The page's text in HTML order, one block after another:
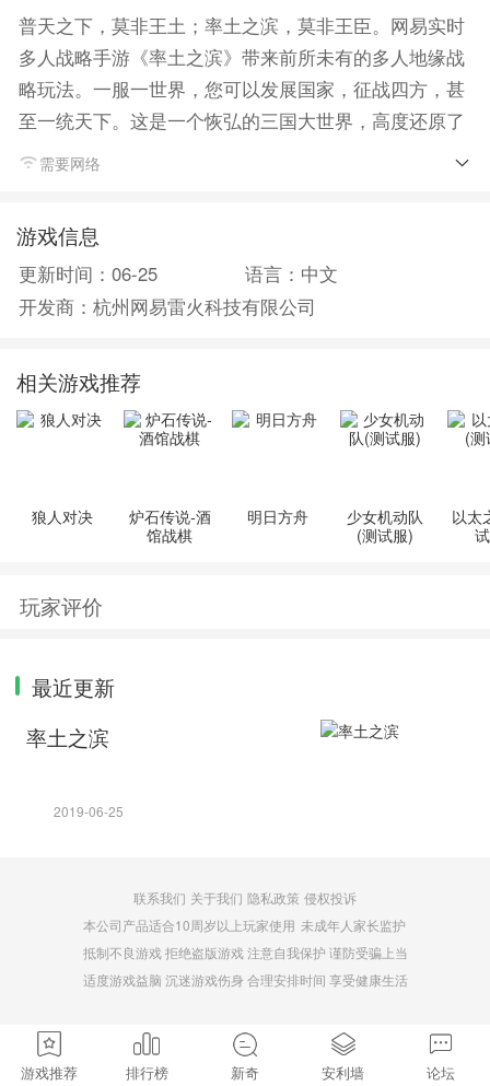
普天之下，莫非王土；率土之滨，莫非王臣。网易实时
多人战略手游《率土之滨》带来前所未有的多人地缘战
略玩法。一服一世界，您可以发展国家，征战四方，甚
至一统天下。这是一个恢弘的三国大世界，高度还原了
真实军政战略环境。领土和资源有限，您需要与全服玩
需要网络
游戏信息
更新时间：06-25
语言：中文
开发商：杭州网易雷火科技有限公司
相关游戏推荐
狼人对决
炉石传说-酒
馆战棋
明日方舟
少女机动队
(测试服)
以太
玩家评价
最近更新
率土之滨
2019-06-25
联系我们 关于我们 隐私政策 侵权投诉
本公司产品适合10周岁以上玩家使用 未成年人家长监护
抵制不良游戏 拒绝盗版游戏 注意自我保护 谨防受骗上当
适度游戏益脑 沉迷游戏伤身 合理安排时间 享受健康生活
游戏推荐 排行榜 新奇 安利墙 论坛